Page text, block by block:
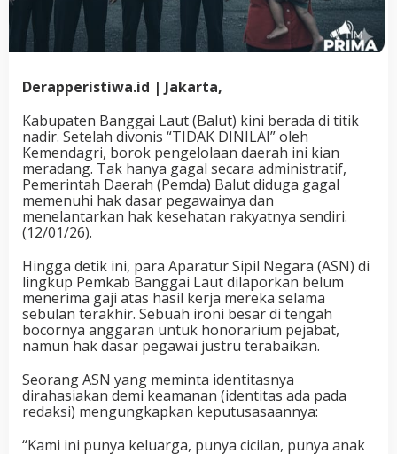
Derapperistiwa.id | Jakarta,
Kabupaten Banggai Laut (Balut) kini berada di titik
nadir. Setelah divonis “TIDAK DINILAI” oleh
Kemendagri, borok pengelolaan daerah ini kian
meradang. Tak hanya gagal secara administratif,
Pemerintah Daerah (Pemda) Balut diduga gagal
memenuhi hak dasar pegawainya dan
menelantarkan hak kesehatan rakyatnya sendiri.
(12/01/26).
Hingga detik ini, para Aparatur Sipil Negara (ASN) di
lingkup Pemkab Banggai Laut dilaporkan belum
menerima gaji atas hasil kerja mereka selama
sebulan terakhir. Sebuah ironi besar di tengah
bocornya anggaran untuk honorarium pejabat,
namun hak dasar pegawai justru terabaikan.
Seorang ASN yang meminta identitasnya
dirahasiakan demi keamanan (identitas ada pada
redaksi) mengungkapkan keputusasaannya:
“Kami ini punya keluarga, punya cicilan, punya anak